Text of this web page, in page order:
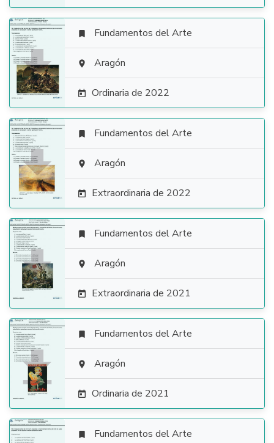

 Fundamentos del Arte
 Aragón
 Ordinaria de 2022

 Fundamentos del Arte
 Aragón
 Extraordinaria de 2022

 Fundamentos del Arte
 Aragón
 Extraordinaria de 2021

 Fundamentos del Arte
 Aragón
 Ordinaria de 2021
 Fundamentos del Arte